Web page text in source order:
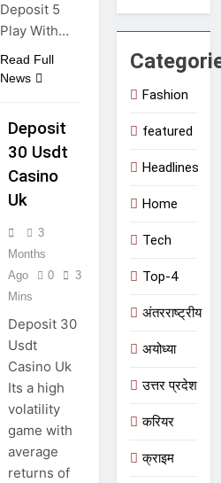
Deposit 5
Play With…
Read Full
News
Deposit
30 Usdt
Casino
Uk
3
Months
Ago
0
3
Mins
Deposit 30
Usdt
Casino Uk
Its a high
volatility
game with
average
returns of
Fashion
featured
Headlines
Home
Tech
Top-4
अंतरराष्ट्रीय
अयोध्या
उत्तर प्रदेश
करियर
क्राइम